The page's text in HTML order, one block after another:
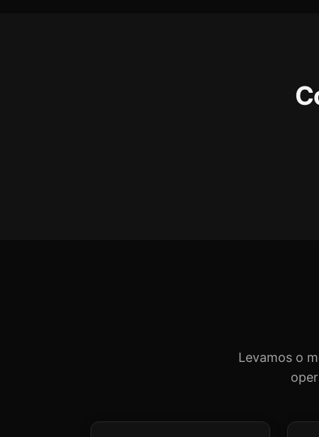
Levamos o